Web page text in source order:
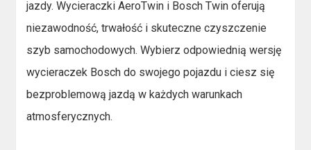
jazdy. Wycieraczki AeroTwin i Bosch Twin oferują
niezawodność, trwałość i skuteczne czyszczenie
szyb samochodowych. Wybierz odpowiednią wersję
wycieraczek Bosch do swojego pojazdu i ciesz się
bezproblemową jazdą w każdych warunkach
atmosferycznych.